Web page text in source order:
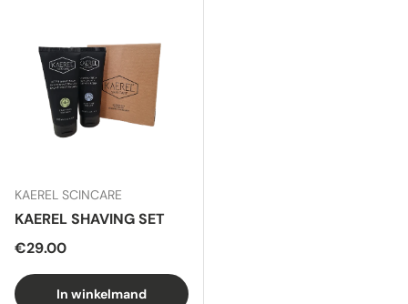
KAEREL SCINCARE
KAEREL SHAVING SET
€29.00
In winkelmand